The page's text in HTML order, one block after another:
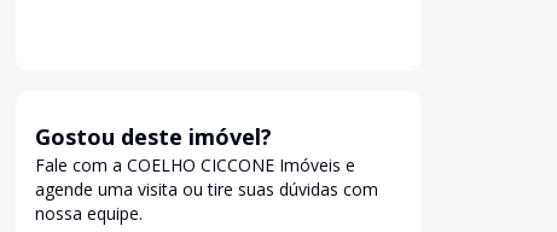
Gostou deste imóvel?
Fale com a COELHO CICCONE Imóveis e
agende uma visita ou tire suas dúvidas com
nossa equipe.